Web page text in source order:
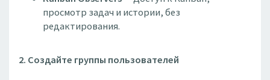
просмотр задач и истории, без
редактирования.
2. Создайте группы пользователей